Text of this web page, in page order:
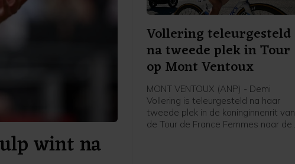
wint na
Vollering teleurgesteld
na tweede plek in Tour
op Mont Ventoux
MONT VENTOUX (ANP) - Demi
Vollering is teleurgesteld na haar
tweede plek in de koninginnenrit van
de Tour de France Femmes naar de